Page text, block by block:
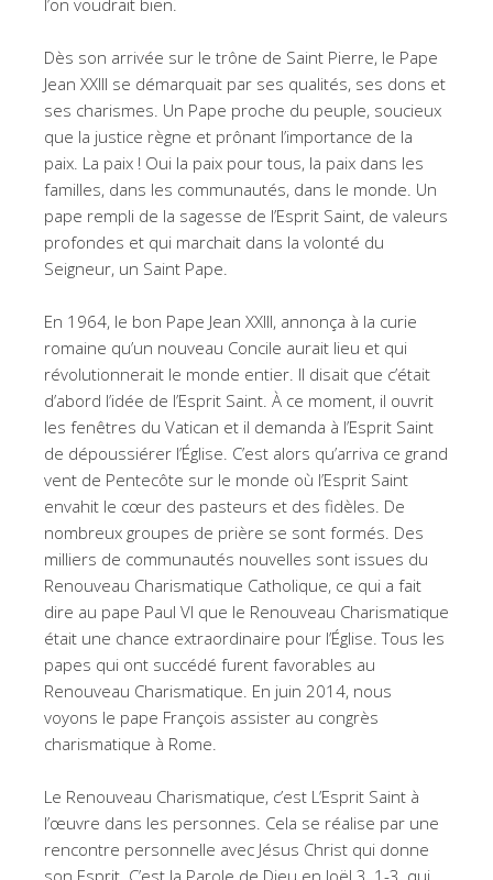
Dès son arrivée sur le trône de Saint Pierre, le Pape
Jean XXIII se démarquait par ses qualités, ses dons et
ses charismes. Un Pape proche du peuple, soucieux
que la justice règne et prônant l’importance de la
paix. La paix ! Oui la paix pour tous, la paix dans les
familles, dans les communautés, dans le monde. Un
pape rempli de la sagesse de l’Esprit Saint, de valeurs
profondes et qui marchait dans la volonté du
Seigneur, un Saint Pape.
En 1964, le bon Pape Jean XXIII, annonça à la curie
romaine qu’un nouveau Concile aurait lieu et qui
révolutionnerait le monde entier. Il disait que c’était
d’abord l’idée de l’Esprit Saint. À ce moment, il ouvrit
les fenêtres du Vatican et il demanda à l’Esprit Saint
de dépoussiérer l’Église. C’est alors qu’arriva ce grand
vent de Pentecôte sur le monde où l’Esprit Saint
envahit le cœur des pasteurs et des fidèles. De
nombreux groupes de prière se sont formés. Des
milliers de communautés nouvelles sont issues du
Renouveau Charismatique Catholique, ce qui a fait
dire au pape Paul VI que le Renouveau Charismatique
était une chance extraordinaire pour l’Église. Tous les
papes qui ont succédé furent favorables au
Renouveau Charismatique. En juin 2014, nous
voyons le pape François assister au congrès
charismatique à Rome.
Le Renouveau Charismatique, c’est L’Esprit Saint à
l’œuvre dans les personnes. Cela se réalise par une
rencontre personnelle avec Jésus Christ qui donne
son Esprit. C’est la Parole de Dieu en Joël 3, 1-3, qui